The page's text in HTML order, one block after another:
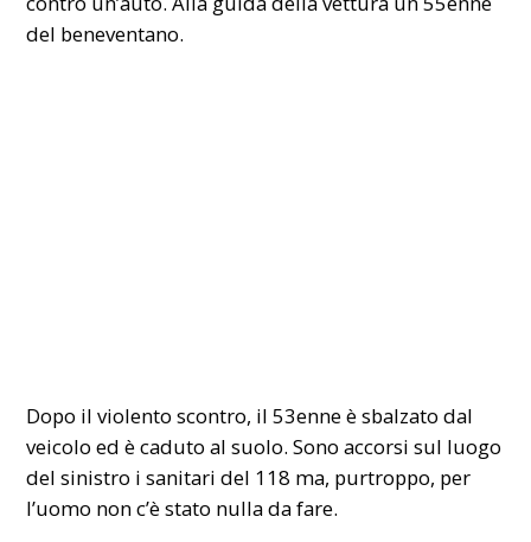
del beneventano.
Dopo il violento scontro, il 53enne è sbalzato dal
veicolo ed è caduto al suolo. Sono accorsi sul luogo
del sinistro i sanitari del 118 ma, purtroppo, per
l’uomo non c’è stato nulla da fare.